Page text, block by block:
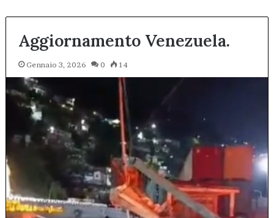
Aggiornamento Venezuela.
Gennaio 3, 2026 0 14